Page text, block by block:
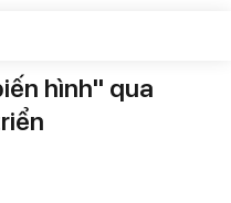
hình" qua